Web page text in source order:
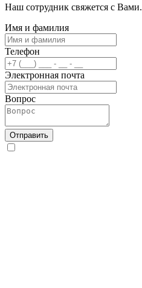
Наш сотрудник свяжется с Вами.
Имя и фамилия
Телефон
Электронная почта
Вопрос
Отправить